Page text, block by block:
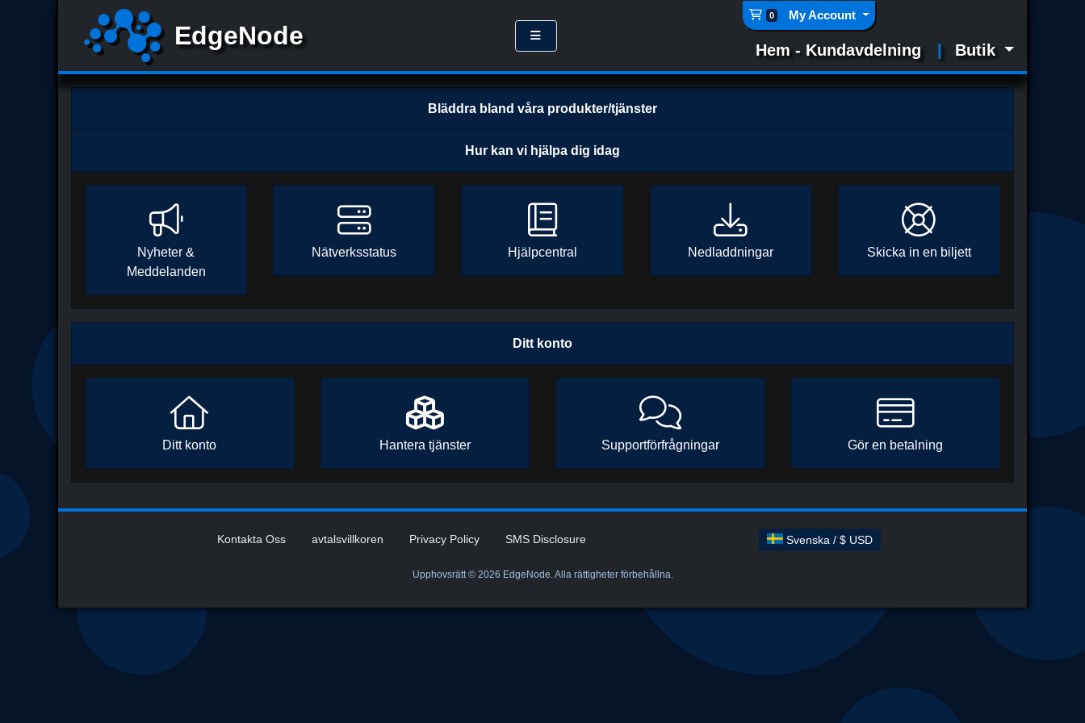
0 Kundvagn
My Account
Hem - Kundavdelning Butik
Bläddra bland våra produkter/tjänster
Hur kan vi hjälpa dig idag
Nyheter &
Meddelanden
Nätverksstatus Hjälpcentral Nedladdningar Skicka in en biljett
Ditt konto
Ditt konto Hantera tjänster Supportförfrågningar Gör en betalning
Svenska / $ USD
Kontakta Oss avtalsvillkoren Privacy Policy SMS Disclosure
Upphovsrätt © 2026 EdgeNode. Alla rättigheter förbehållna.